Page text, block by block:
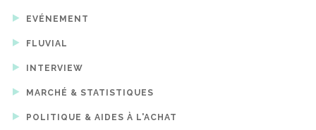
EVÉNEMENT
FLUVIAL
INTERVIEW
MARCHÉ & STATISTIQUES
POLITIQUE & AIDES À L'ACHAT